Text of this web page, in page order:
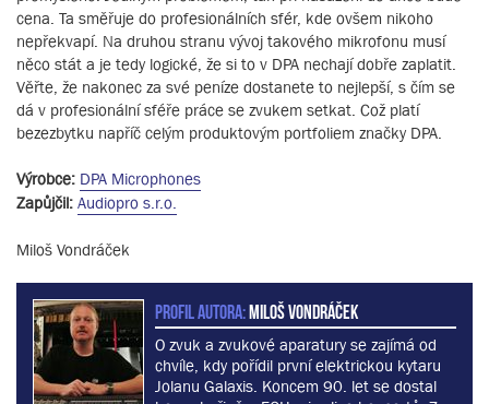
cena. Ta směřuje do profesionálních sfér, kde ovšem nikoho
nepřekvapí. Na druhou stranu vývoj takového mikrofonu musí
něco stát a je tedy logické, že si to v DPA nechají dobře zaplatit.
Věřte, že nakonec za své peníze dostanete to nejlepší, s čím se
dá v profesionální sféře práce se zvukem setkat. Což platí
bezezbytku napříč celým produktovým portfoliem značky DPA.
Výrobce: DPA Microphones
Zapůjčil: Audiopro s.r.o.
Miloš Vondráček
PROFIL AUTORA:Miloš Vondráček
O zvuk a zvukové aparatury se zajímá od
chvíle, kdy pořídil první elektrickou kytaru
Jolanu Galaxis. Koncem 90. let se dostal